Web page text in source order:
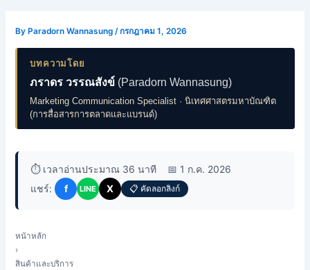
By Paradorn Wannasung/กรกฎาคม 1, 2026
บทความโดย
ภราดร วรรณสังข์ (Paradorn Wannasung)
Marketing Communication Specialist · นิเทศศาสตรมหาบัณฑิต
(การสื่อสารการตลาดและแบรนด์)
⏱️ เวลาอ่านประมาณ 36 นาที
📅 1 ก.ค. 2026
แชร์:
f LINE X 📋 คัดลอกลิงก์
หน้าหลัก
›
สินค้าและบริการ